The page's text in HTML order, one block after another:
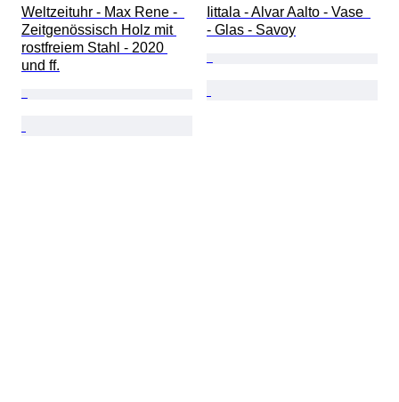
Weltzeituhr - Max Rene -
Zeitgenössisch Holz mit
rostfreiem Stahl - 2020
und ff.
Iittala - Alvar Aalto - Vase
- Glas - Savoy